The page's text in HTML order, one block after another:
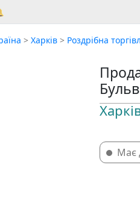
> Харків > Роздрібна
Має